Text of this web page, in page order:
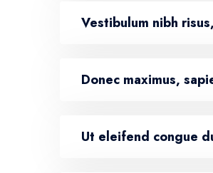
Vestibulum nibh
Donec maximus,
Ut eleifend congue